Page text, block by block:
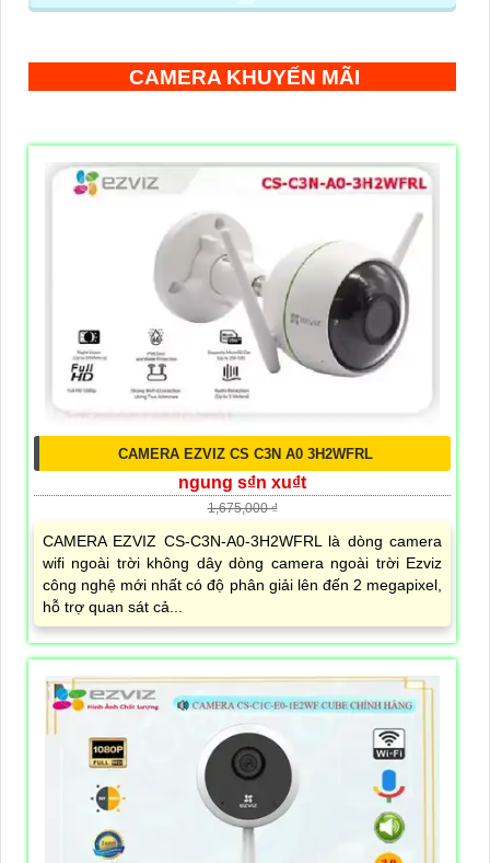
CAMERA KHUYẾN MÃI
CAMERA EZVIZ CS C3N A0 3H2WFRL
ngung s₫n xu₫t
1,675,000 ₫
CAMERA EZVIZ CS-C3N-A0-3H2WFRL là dòng camera
wifi ngoài trời không dây dòng camera ngoài trời Ezviz
công nghệ mới nhất có độ phân giải lên đến 2 megapixel,
hỗ trợ quan sát cả...